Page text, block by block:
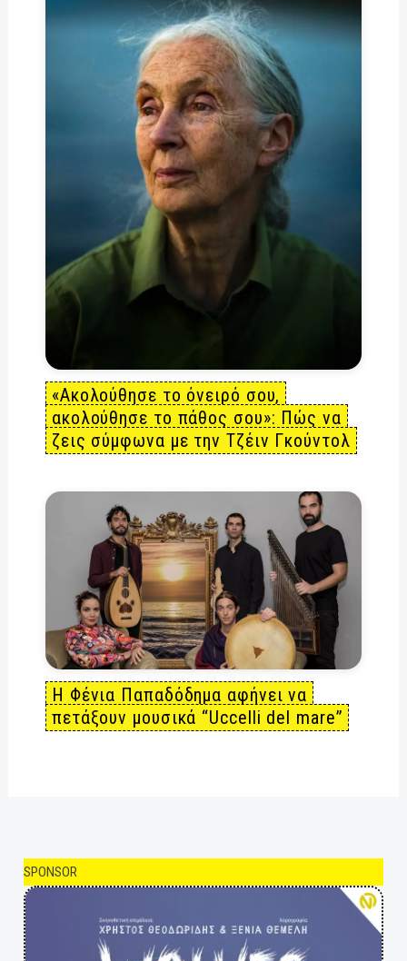
«Ακολούθησε το όνειρό σου,
ακολούθησε το πάθος σου»: Πώς να
ζεις σύμφωνα με την Τζέιν Γκούντολ
Η Φένια Παπαδόδημα αφήνει να
πετάξουν μουσικά “Uccelli del mare”
SPONSOR